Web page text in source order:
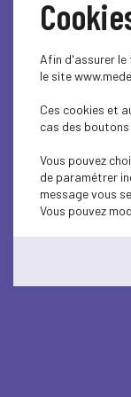
Afin d'assurer
le site
Ces cookies et
cas des
Vous pouvez
de paramétrer
message vous
Vous pouvez